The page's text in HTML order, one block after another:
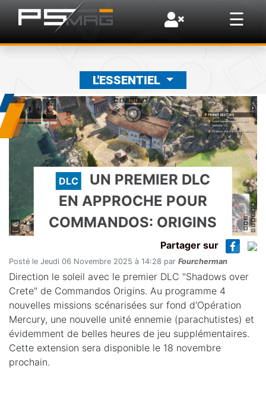
☰
×
L'ESSENTIEL
DLC
UN PREMIER DLC
EN APPROCHE POUR
COMMANDOS: ORIGINS
Partager sur
Posté le Jeudi 06 Novembre 2025 à 14:28 par Fourcherman
Direction le soleil avec le premier DLC "Shadows over
Crete" de Commandos Origins. Au programme 4
nouvelles missions scénarisées sur fond d'Opération
Mercury, une nouvelle unité ennemie (parachutistes) et
évidemment de belles heures de jeu supplémentaires.
Cette extension sera disponible le 18 novembre
prochain.